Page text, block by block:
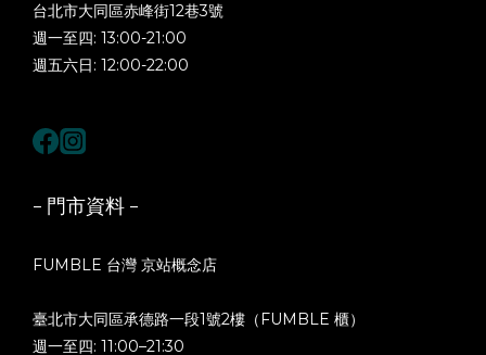
台北市大同區赤峰街12巷3號
週一至四: 13:00-21:00
週五六日: 12:00-22:00
- 門市資料 -
FUMBLE 台灣 京站概念店
臺北市大同區承德路一段1號2樓（FUMBLE 櫃）
週一至四: 11:00–21:30